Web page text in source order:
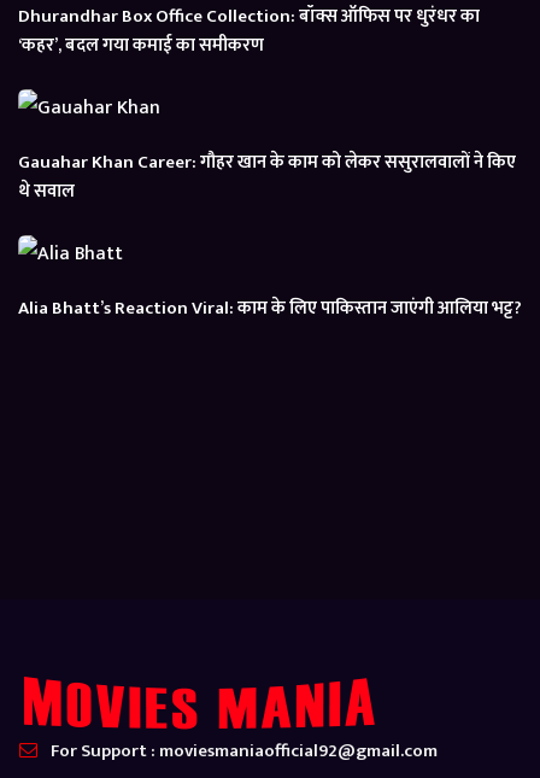
Dhurandhar Box Office Collection: बॉक्स ऑफिस पर धुरंधर का
‘कहर’, बदल गया कमाई का समीकरण
Gauahar Khan Career: गौहर खान के काम को लेकर ससुरालवालों ने किए
थे सवाल
Alia Bhatt’s Reaction Viral: काम के लिए पाकिस्तान जाएंगी आलिया भट्ट?
For Support : moviesmaniaofficial92@gmail.com